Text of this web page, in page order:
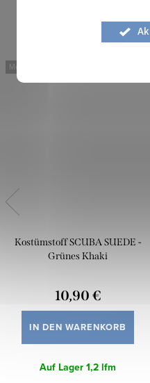
Mehr für weniger
Kostümstoff SCUBA SUEDE -
Grünes Khaki
10,90 €
IN DEN WARENKORB
Auf Lager1,2 lfm